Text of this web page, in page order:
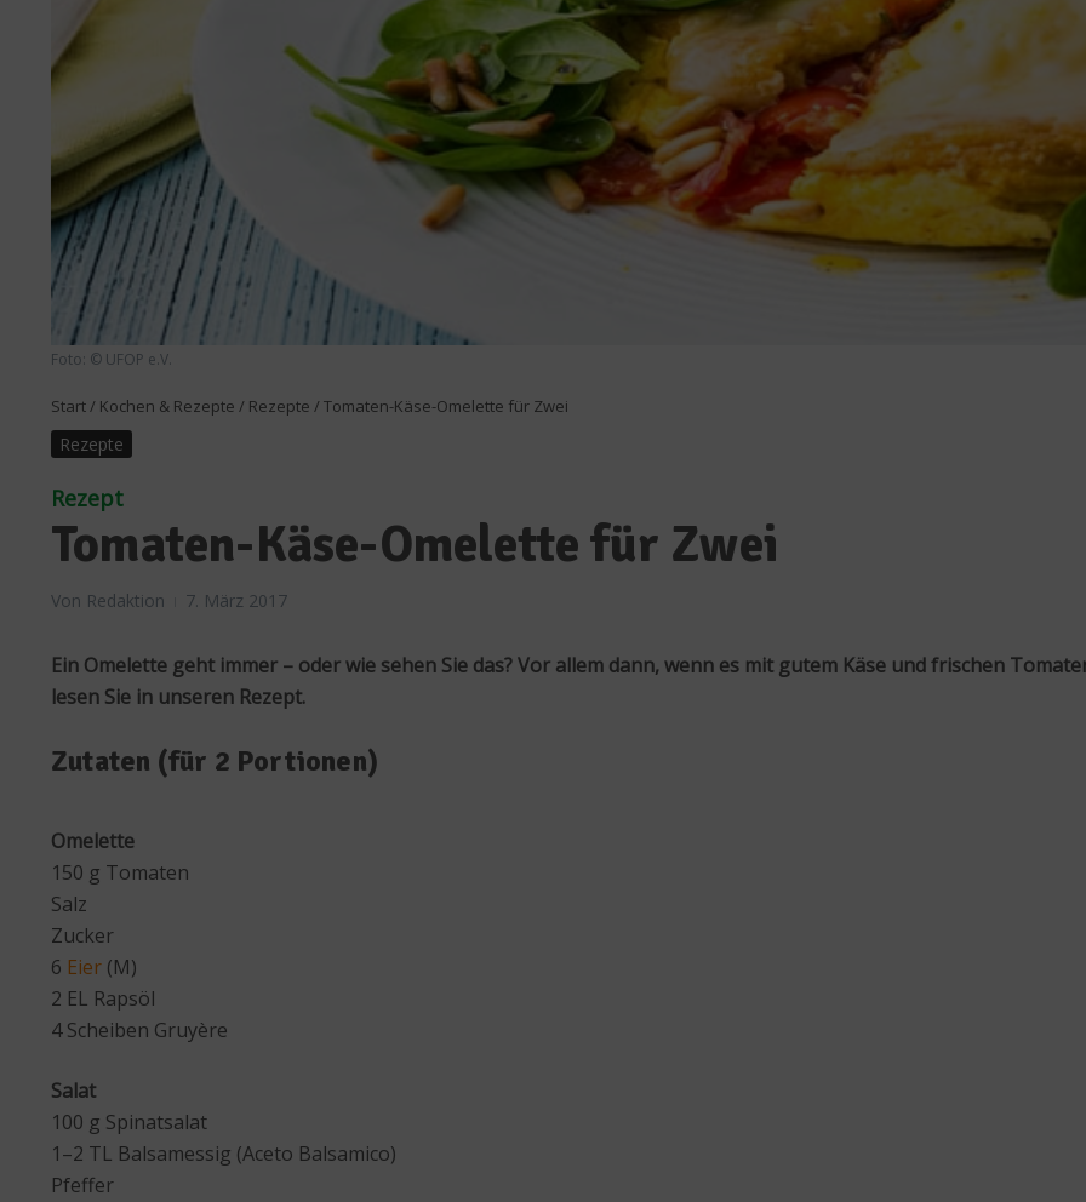
Foto: © UFOP e.V.
Start/ Kochen & Rezepte / Rezepte / Tomaten-Käse-Omelette für Zwei
Rezepte
Rezept
Tomaten-Käse-Omelette für Zwei
Von Redaktion 7. März 2017
Ein Omelette geht immer – oder wie sehen Sie das? Vor allem dann, wenn es mit gutem Käse und frischen
lesen Sie in unseren Rezept.
Zutaten (für 2 Portionen)
Omelette
150 g Tomaten
Salz
Zucker
6 Eier (M)
2 EL Rapsöl
4 Scheiben Gruyère
Salat
100 g Spinatsalat
1–2 TL Balsamessig (Aceto Balsamico)
Pfeffer